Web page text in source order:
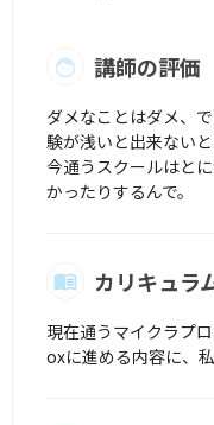
講師の評価
ダメなことはダメ、
験が浅いと出来ないと
今通うスクールはと
かったりするんで。
カリキュラ
現在通うマイクラプ
oxに進める内容に、